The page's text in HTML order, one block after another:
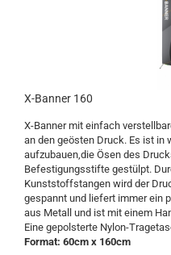
X-Banner 160
X-Banner mit einfach
an den geösten Druck. Es ist in
aufzubauen,die Ösen des
Befestigungsstifte gestülpt.
Kunststoffstangen wird der
gespannt und liefert immer ein
aus Metall und ist mit einem
Eine gepolsterte Nylon-
Format: 60cm x 160cm